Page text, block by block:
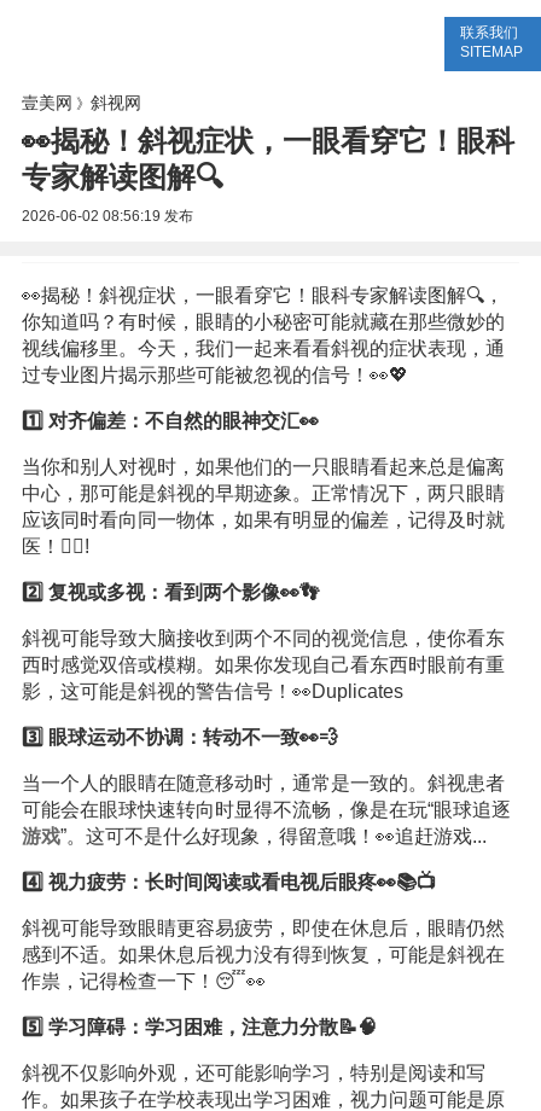
联系我们
SITEMAP
壹美网 》 斜视网
👀揭秘！斜视症状，一眼看穿它！眼科
专家解读图解🔍
2026-06-02 08:56:19 发布
👀揭秘！斜视症状，一眼看穿它！眼科专家解读图解🔍，
你知道吗？有时候，眼睛的小秘密可能就藏在那些微妙的
视线偏移里。今天，我们一起来看看斜视的症状表现，通
过专业图片揭示那些可能被忽视的信号！👀💖
1️⃣ 对齐偏差：不自然的眼神交汇👀
当你和别人对视时，如果他们的一只眼睛看起来总是偏离
中心，那可能是斜视的早期迹象。正常情况下，两只眼睛
应该同时看向同一物体，如果有明显的偏差，记得及时就
医！👩‍⚕️!
2️⃣ 复视或多视：看到两个影像👀👣
斜视可能导致大脑接收到两个不同的视觉信息，使你看东
西时感觉双倍或模糊。如果你发现自己看东西时眼前有重
影，这可能是斜视的警告信号！👀Duplicates
3️⃣ 眼球运动不协调：转动不一致👀💨
当一个人的眼睛在随意移动时，通常是一致的。斜视患者
可能会在眼球快速转向时显得不流畅，像是在玩“眼球追逐
游戏”。这可不是什么好现象，得留意哦！👀追赶游戏...
4️⃣ 视力疲劳：长时间阅读或看电视后眼疼👀📚📺
斜视可能导致眼睛更容易疲劳，即使在休息后，眼睛仍然
感到不适。如果休息后视力没有得到恢复，可能是斜视在
作祟，记得检查一下！😴👀
5️⃣ 学习障碍：学习困难，注意力分散📝🧠
斜视不仅影响外观，还可能影响学习，特别是阅读和写
作。如果孩子在学校表现出学习困难，视力问题可能是原